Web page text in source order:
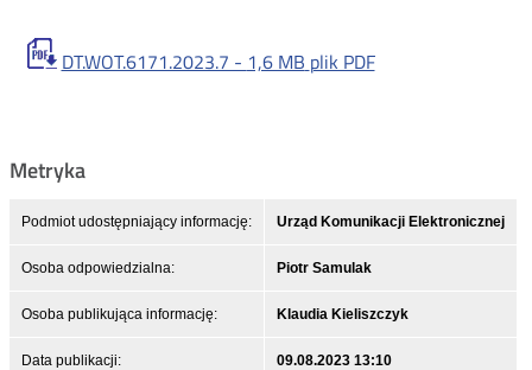
DT.WOT.6171.2023.7 - 1,6 MB plik PDF
Metryka
Podmiot udostępniający informację: Urząd Komunikacji Elektronicznej
Osoba odpowiedzialna: Piotr Samulak
Osoba publikująca informację: Klaudia Kieliszczyk
Data publikacji: 09.08.2023 13:10